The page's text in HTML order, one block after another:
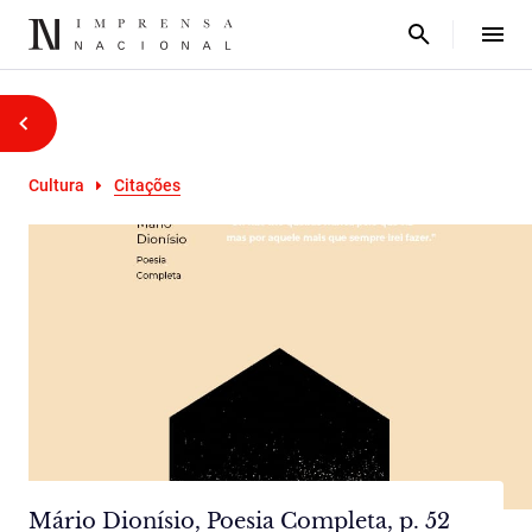
Cultura Citações
Mário Dionísio, Poesia Completa, p. 52